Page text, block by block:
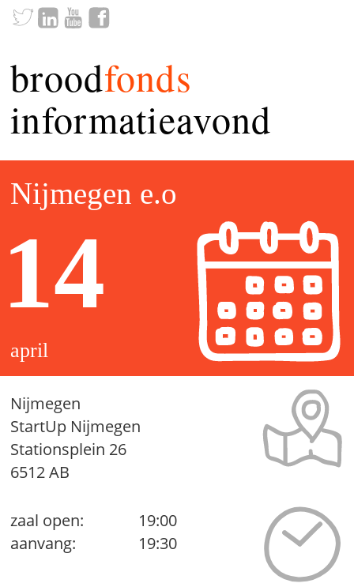
broodfonds
informatieavond
Nijmegen e.o
14
april
Nijmegen
StartUp Nijmegen
Stationsplein 26
6512 AB
zaal open:
19:00
aanvang:
19:30